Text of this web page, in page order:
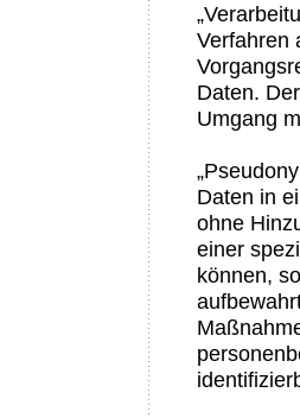
Verfahren
Daten.
Umgang
Daten in
ohne
einer
können,